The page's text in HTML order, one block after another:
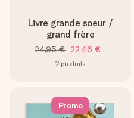
Livre grande soeur /
grand frère
24,95 € 22,46 €
2 produits
Promo